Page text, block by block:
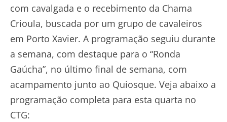
com cavalgada e o recebimento da Chama
Crioula, buscada por um grupo de cavaleiros
em Porto Xavier. A programação seguiu durante
a semana, com destaque para o “Ronda
Gaúcha”, no último final de semana, com
acampamento junto ao Quiosque. Veja abaixo a
programação completa para esta quarta no
CTG: